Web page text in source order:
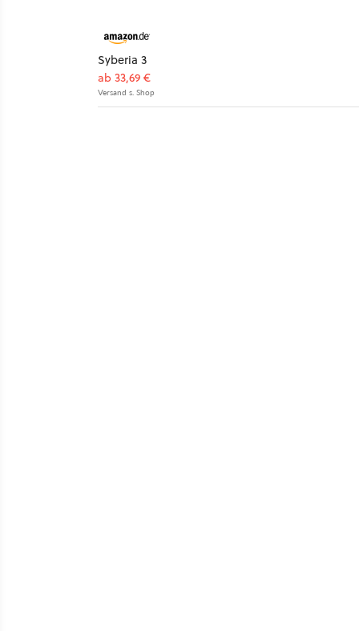
Syberia 3
ab 33,69 €
Versand s. Shop